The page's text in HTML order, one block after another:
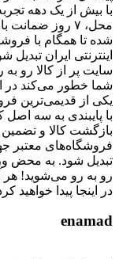
با بیش از یک دهه
محل، ۷ روز
شده تا همگام با
اینترنتی ایران
سایت پر از کالا رو
شما خطور می‌کند در
یکی از قدیمی‌ترین
بازگشت کالا و تضمین
فروشگاه‌های معتبر
تبدیل شود. به محض
رو به رو می‌شوید! هر
در اینجا پیدا خواهید
enamad